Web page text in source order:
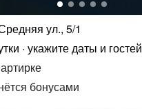
ул., 5/1
укажите даты и гостей
бонусами